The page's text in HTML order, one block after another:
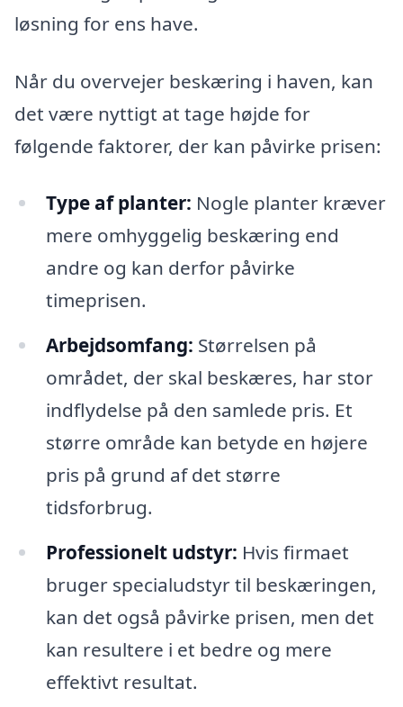
løsning for ens have.
Når du overvejer beskæring i haven, kan
det være nyttigt at tage højde for
følgende faktorer, der kan påvirke prisen:
Type af planter: Nogle planter kræver
mere omhyggelig beskæring end
andre og kan derfor påvirke
timeprisen.
Arbejdsomfang: Størrelsen på
området, der skal beskæres, har stor
indflydelse på den samlede pris. Et
større område kan betyde en højere
pris på grund af det større
tidsforbrug.
Professionelt udstyr: Hvis firmaet
bruger specialudstyr til beskæringen,
kan det også påvirke prisen, men det
kan resultere i et bedre og mere
effektivt resultat.